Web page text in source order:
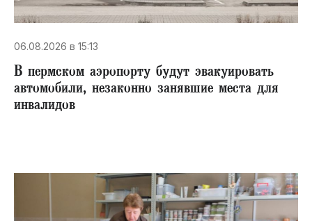
06.08.2026 в 15:13
В пермском аэропорту будут эвакуировать
автомобили, незаконно занявшие места для
инвалидов